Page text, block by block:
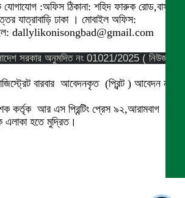
যোগাযোগ :অফিস ঠিকানা: শহিদ ফারুক রোড,বাসা
যাত্রাবাড়ি ঢাকা । মোবাইল অফিস:
dallylikonisongbad@gmail.com
সরকার অনুমদিত নং 01021/2025 ( নিউজ
বারবার আবেদনকৃত (প্রিন্ট ) আবেদন নং
কর্তৃক আর এস প্রিন্টিং প্রেস ৯২,আরামবাগ
এলাকা হতে মুদ্রিত।